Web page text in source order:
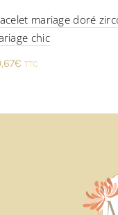
mariage doré
chic
€ TTC